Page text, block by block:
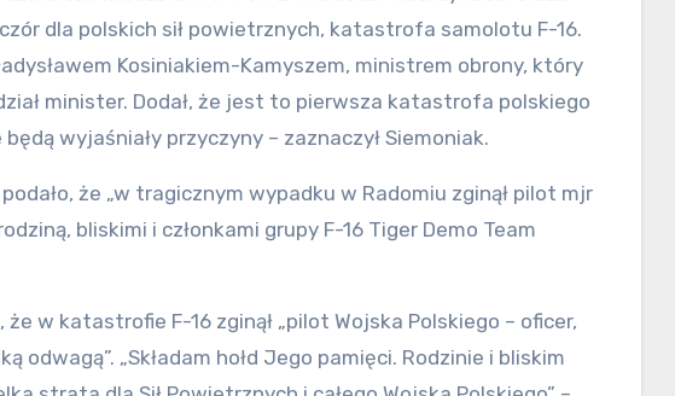
dla polskich sił powietrznych, katastrofa samolotu F-16.
Kosiniakiem-Kamyszem, ministrem obrony, który
minister. Dodał, że jest to pierwsza katastrofa polskiego
wyjaśniały przyczyny – zaznaczył Siemoniak.
że „w tragicznym wypadku w Radomiu zginął pilot mjr
bliskimi i członkami grupy F-16 Tiger Demo Team
w katastrofie F-16 zginął „pilot Wojska Polskiego – oficer,
odwagą”. „Składam hołd Jego pamięci. Rodzinie i bliskim